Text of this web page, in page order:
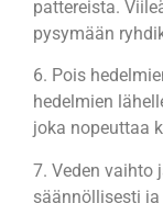
pattereista.
pysymään
6. Pois
hedelmien
joka nopeuttaa
7. Veden vaihto
säännöllisesti